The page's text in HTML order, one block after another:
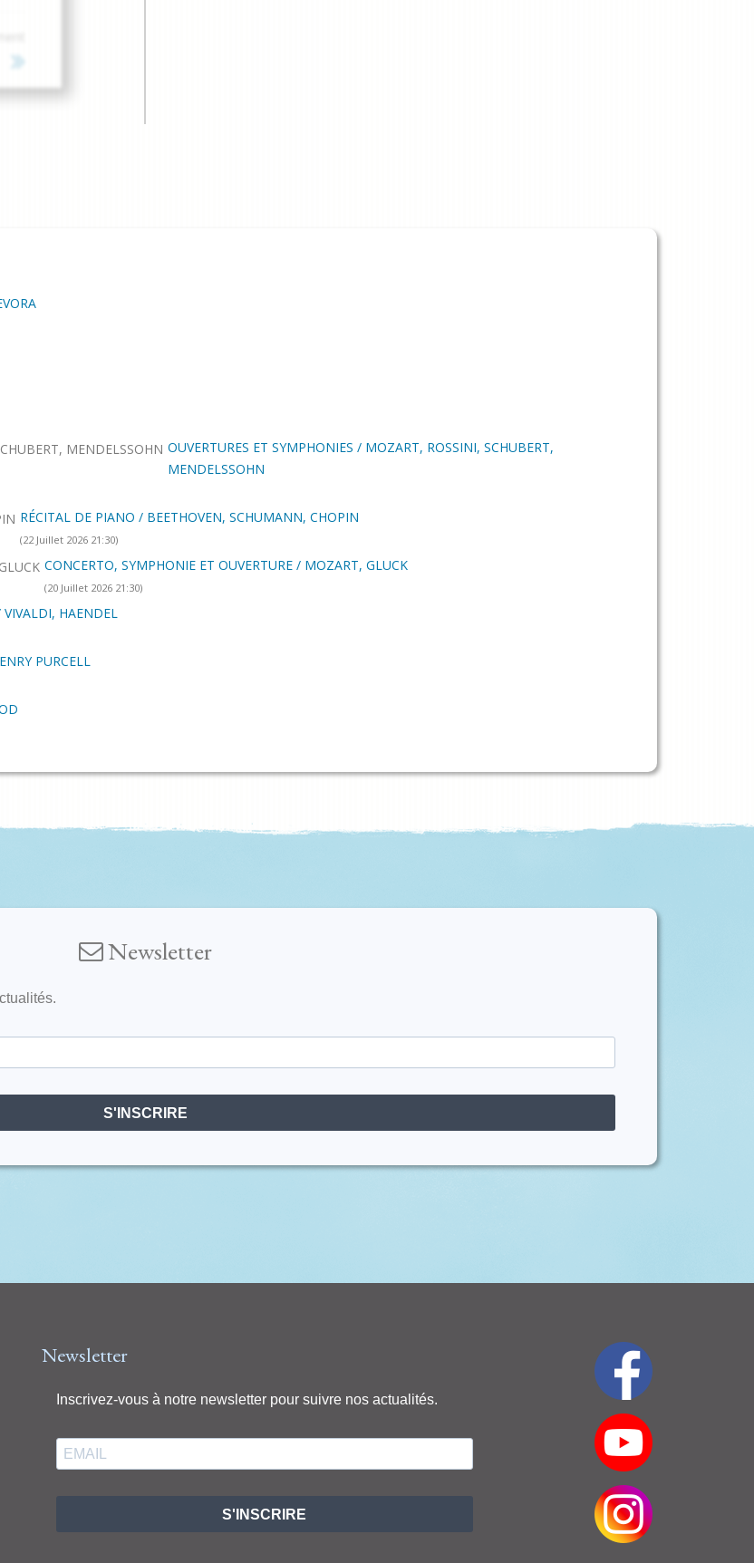
OUVERTURES ET SYMPHONIES / MOZART, ROSSINI, SCHUBERT,
MENDELSSOHN
RÉCITAL DE PIANO / BEETHOVEN, SCHUMANN, CHOPIN
(22 Juillet 2026 21:30)
CONCERTO, SYMPHONIE ET OUVERTURE / MOZART, GLUCK
(20 Juillet 2026 21:30)
HAENDEL
PURCELL
Newsletter
S'INSCRIRE
Newsletter
Inscrivez-vous à notre newsletter pour suivre nos actualités.
S'INSCRIRE